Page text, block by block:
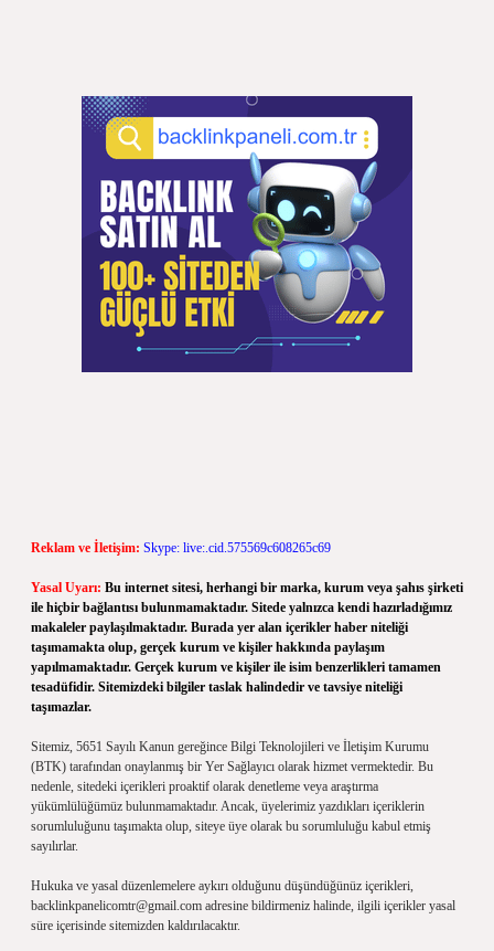
Reklam ve İletişim: Skype: live:.cid.575569c608265c69
Yasal Uyarı: Bu internet sitesi, herhangi bir marka, kurum veya şahıs şirketi
ile hiçbir bağlantısı bulunmamaktadır. Sitede yalnızca kendi hazırladığımız
makaleler paylaşılmaktadır. Burada yer alan içerikler haber niteliği
taşımamakta olup, gerçek kurum ve kişiler hakkında paylaşım
yapılmamaktadır. Gerçek kurum ve kişiler ile isim benzerlikleri tamamen
tesadüfidir. Sitemizdeki bilgiler taslak halindedir ve tavsiye niteliği
taşımazlar.
Sitemiz, 5651 Sayılı Kanun gereğince Bilgi Teknolojileri ve İletişim Kurumu
(BTK) tarafından onaylanmış bir Yer Sağlayıcı olarak hizmet vermektedir. Bu
nedenle, sitedeki içerikleri proaktif olarak denetleme veya araştırma
yükümlülüğümüz bulunmamaktadır. Ancak, üyelerimiz yazdıkları içeriklerin
sorumluluğunu taşımakta olup, siteye üye olarak bu sorumluluğu kabul etmiş
sayılırlar.
Hukuka ve yasal düzenlemelere aykırı olduğunu düşündüğünüz içerikleri,
backlinkpanelicomtr@gmail.com adresine bildirmeniz halinde, ilgili içerikler yasal
süre içerisinde sitemizden kaldırılacaktır.